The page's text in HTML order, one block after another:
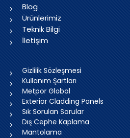
Blog
Ürünlerimiz
Teknik Bilgi
İletişim
Gizlilik Sözleşmesi
Kullanım Şartları
Metpor Global
Exterior Cladding Panels
Sık Sorulan Sorular
Dış Cephe Kaplama
Mantolama